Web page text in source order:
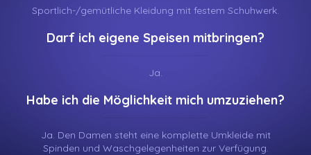
Sportlich-/gemütliche Kleidung mit festem Schuhwerk.
Darf ich eigene Speisen mitbringen?
Ja.
Habe ich die Möglichkeit mich umzuziehen?
Ja. Den Damen steht eine komplette Umkleide mit
Spinden und Waschgelegenheiten zur Verfügung.